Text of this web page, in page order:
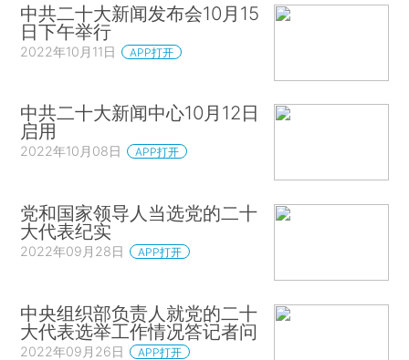
中共二十大新闻发布会10月15
日下午举行
2022年10月11日 APP打开
中共二十大新闻中心10月12日
启用
2022年10月08日 APP打开
党和国家领导人当选党的二十
大代表纪实
2022年09月28日 APP打开
中央组织部负责人就党的二十
大代表选举工作情况答记者问
2022年09月26日 APP打开